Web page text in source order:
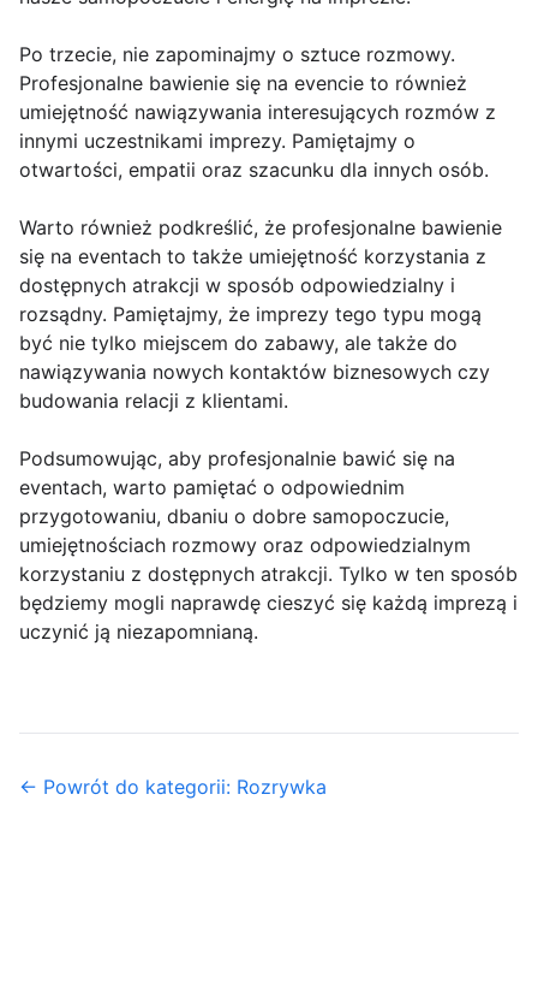
Po trzecie, nie zapominajmy o sztuce rozmowy.
Profesjonalne bawienie się na evencie to również
umiejętność nawiązywania interesujących rozmów z
innymi uczestnikami imprezy. Pamiętajmy o
otwartości, empatii oraz szacunku dla innych osób.
Warto również podkreślić, że profesjonalne bawienie
się na eventach to także umiejętność korzystania z
dostępnych atrakcji w sposób odpowiedzialny i
rozsądny. Pamiętajmy, że imprezy tego typu mogą
być nie tylko miejscem do zabawy, ale także do
nawiązywania nowych kontaktów biznesowych czy
budowania relacji z klientami.
Podsumowując, aby profesjonalnie bawić się na
eventach, warto pamiętać o odpowiednim
przygotowaniu, dbaniu o dobre samopoczucie,
umiejętnościach rozmowy oraz odpowiedzialnym
korzystaniu z dostępnych atrakcji. Tylko w ten sposób
będziemy mogli naprawdę cieszyć się każdą imprezą i
uczynić ją niezapomnianą.
← Powrót do kategorii: Rozrywka